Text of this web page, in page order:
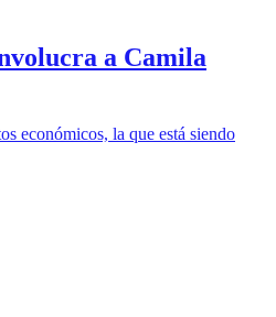
a Camila
económicos, la que está siendo